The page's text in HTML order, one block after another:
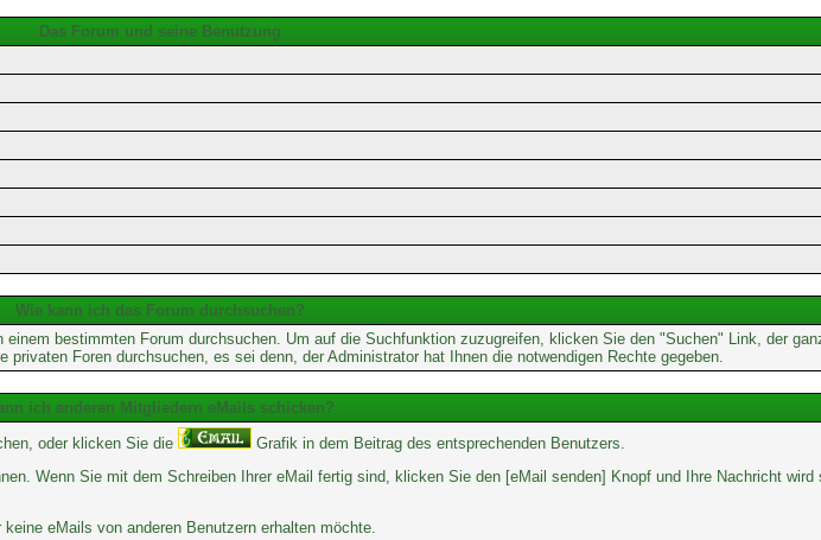
Das Forum und seine Benutzung
Wie kann ich das Forum durchsuchen?
bestimmten Forum durchsuchen. Um auf die Suchfunktion zuzugreifen, klicken Sie den "Suchen" Link, der
Foren durchsuchen, es sei denn, der Administrator hat Ihnen die notwendigen Rechte gegeben.
ich anderen Mitgliedern eMails schicken?
oder klicken Sie die
Grafik in dem Beitrag des entsprechenden Benutzers.
Wenn Sie mit dem Schreiben Ihrer eMail fertig sind, klicken Sie den [eMail senden] Knopf und Ihre Nachricht
eMails von anderen Benutzern erhalten möchte.